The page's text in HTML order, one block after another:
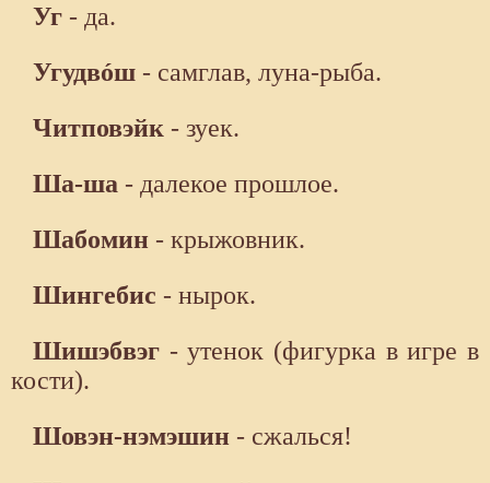
Уг - да.
Угудвóш - самглав, луна-рыба.
Читповэйк - зуек.
Ша-ша - далекое прошлое.
Шабомин - крыжовник.
Шингебис - нырок.
Шишэбвэг - утенок (фигурка в игре в
кости).
Шовэн-нэмэшин - сжалься!